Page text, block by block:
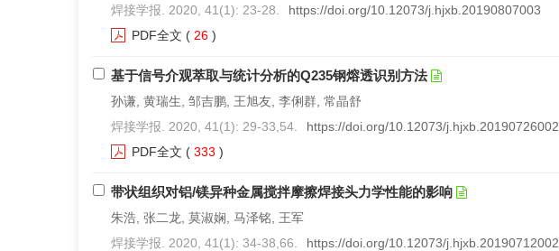
焊接学报. 2020, 41(1): 23-28.
https://doi.org/10.12073/j.hjxb.20190807003
PDF全文 ( 26 )
基于信号介观萃取与统计分析的Q235钢熔透识别方法
孙谦, 黄瑞生, 邹吉鹏, 王旭友, 李俐群, 常晶舒
焊接学报. 2020, 41(1): 29-33,54.
https://doi.org/10.12073/j.hjxb.20190726002
PDF全文 ( 333 )
带状组织对铝/镁异种金属搅拌摩擦焊接头力学性能的影响
朱浩, 张二龙, 莫淑娴, 马泽铭, 王军
焊接学报. 2020, 41(1): 34-38,66.
https://doi.org/10.12073/j.hjxb.20190712002